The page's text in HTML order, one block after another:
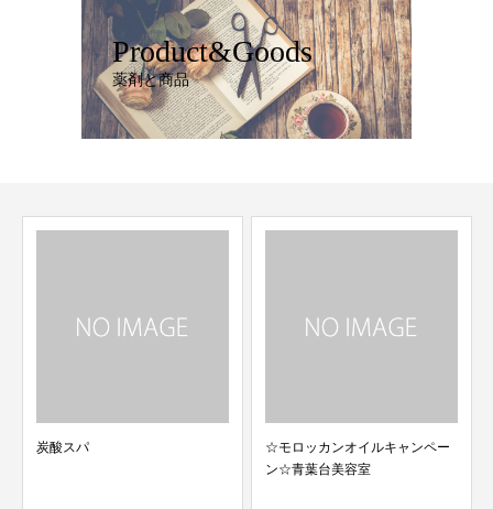
Product&Goods
薬剤と商品
☆モロッカンオイルキャンペー